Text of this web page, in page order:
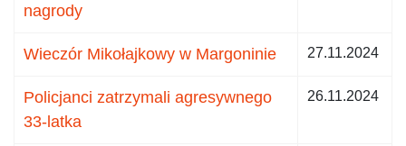
nagrody
Wieczór Mikołajkowy w Margoninie 27.11.2024
Policjanci zatrzymali agresywnego
33-latka
26.11.2024